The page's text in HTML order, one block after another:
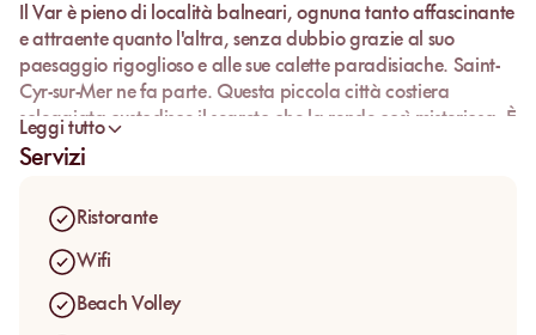
IlVar è pieno di località balneari, ognuna tanto affascinante
e attraente quanto l'altra, senza dubbio grazie al suo
paesaggio rigoglioso e alle sue calette paradisiache. Saint-
Cyr-sur-Merne fa parte. Questa piccola città costiera
soleggiata custodisce il segreto che la rende così misteriosa. È
selvaggia e autentica. Un villaggio colorato e antico vicino
alla costa, con calanques uniche. Tra queste calanques, puoi
cuore degli elementi marini. Completata dalle palme, ti
porta in un viaggio nel paese del relax e della calma.
Leggi tutto
Servizi
Ristorante
Wifi
Beach Volley